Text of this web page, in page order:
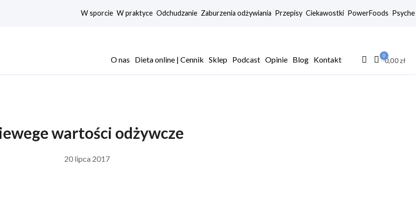
W sporcie W praktyce Odchudzanie Zaburzenia odżywiania Przepisy Ciekawostki PowerFoods Psyche
O nas Dieta online | Cennik Sklep Podcast Opinie Blog Kontakt 0,00zł
0
wartości odżywcze
20 lipca 2017